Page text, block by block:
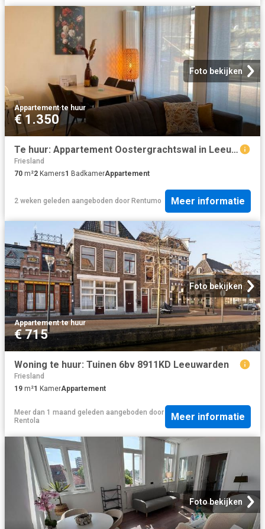
Foto bekijken
Appartement·te huur
€ 1.350
Te huur: Appartement Oostergrachtswal in Leeuwarden
Friesland
70 m²2 Kamers1 BadkamerAppartement
2 weken geleden aangeboden door Rentumo Meer informatie
Foto bekijken
Appartement·te huur
€ 715
Woning te huur: Tuinen 6bv 8911KD Leeuwarden
Friesland
19 m²1 KamerAppartement
Meer dan 1 maand geleden aangeboden door
Rentola
Meer informatie
Foto bekijken